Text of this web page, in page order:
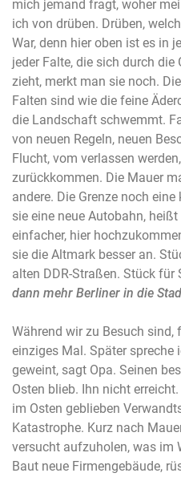
mich jemand fragt, woher
ich von drüben. Drüben,
War, denn hier oben ist es in
jeder Falte, die sich durch die
zieht, merkt man sie noch.
Falten sind wie die feine
die Landschaft schwemmt.
von neuen Regeln, neuen
Flucht, vom verlassen
zurückkommen. Die Mauer
andere. Die Grenze noch
sie eine neue Autobahn,
einfacher, hier
sie die Altmark besser an.
alten DDR-Straßen. Stück für
dann mehr Berliner in die
Während wir zu Besuch sind,
einziges Mal. Später spreche
geweint, sagt Opa. Seinen
Osten blieb. Ihn nicht
im Osten geblieben
Katastrophe. Kurz nach
versucht aufzuholen, was im
Baut neue Firmengebäude,